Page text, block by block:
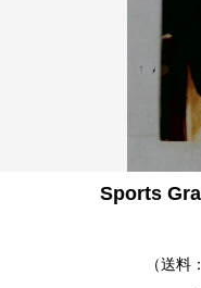
Sports
（送料